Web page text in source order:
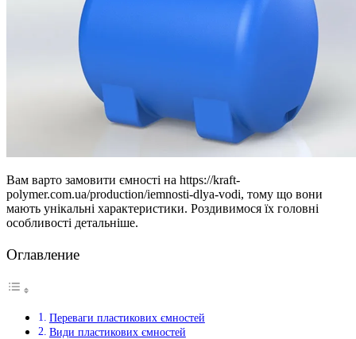
Вам варто замовити ємності на https://kraft-
polymer.com.ua/production/iemnosti-dlya-vodi, тому що вони
мають унікальні характеристики. Роздивимося їх головні
особливості детальніше.
Оглавление
Переваги пластикових ємностей
Види пластикових ємностей